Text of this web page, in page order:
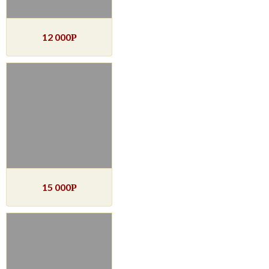
12 000Р
15 000Р